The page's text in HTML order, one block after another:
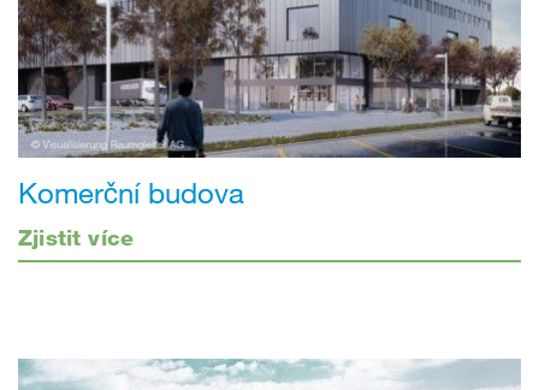
Komerční budova
Zjistit více